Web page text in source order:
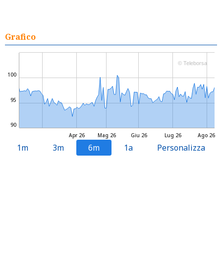
Grafico
Mag 26 Lug 26
Apr 26 Giu 26 Ago 26
90
95
100
© Teleborsa
1m 3m 6m 1a Personalizza